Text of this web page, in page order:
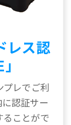
レス認
プレでご利
認証サー
ることがで